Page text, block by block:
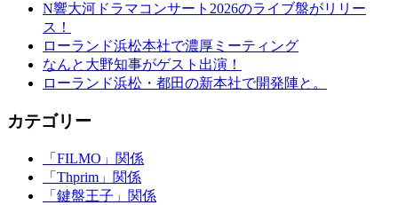
N響大河ドラマコンサート2026のライブ盤がリリー
ス！
ローランド浜松本社で濃厚ミーティング
なんと大野知事がゲスト出演！
ローランド浜松・都田の新本社で開発陣と。
カテゴリー
「FILMO」関係
「Thprim」関係
「鍵盤王子」関係